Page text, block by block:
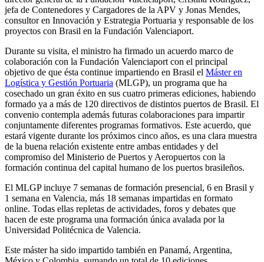
jefa de Contenedores y Cargadores de la APV y Jonas Mendes,
consultor en Innovación y Estrategia Portuaria y responsable de los
proyectos con Brasil en la Fundación Valenciaport.
Durante su visita, el ministro ha firmado un acuerdo marco de
colaboración con la Fundación Valenciaport con el principal
objetivo de que ésta continue impartiendo en Brasil el Máster en
Logística y Gestión Portuaria (MLGP), un programa que ha
cosechado un gran éxito en sus cuatro primeras ediciones, habiendo
formado ya a más de 120 directivos de distintos puertos de Brasil. El
convenio contempla además futuras colaboraciones para impartir
conjuntamente diferentes programas formativos. Este acuerdo, que
estará vigente durante los próximos cinco años, es una clara muestra
de la buena relación existente entre ambas entidades y del
compromiso del Ministerio de Puertos y Aeropuertos con la
formación continua del capital humano de los puertos brasileños.
El MLGP incluye 7 semanas de formación presencial, 6 en Brasil y
1 semana en Valencia, más 18 semanas impartidas en formato
online. Todas ellas repletas de actividades, foros y debates que
hacen de este programa una formación única avalada por la
Universidad Politécnica de Valencia.
Este máster ha sido impartido también en Panamá, Argentina,